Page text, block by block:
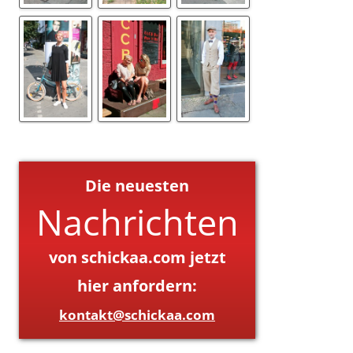
Die neuesten
Nachrichten
von schickaa.com jetzt
hier anfordern:
kontakt@schickaa.com